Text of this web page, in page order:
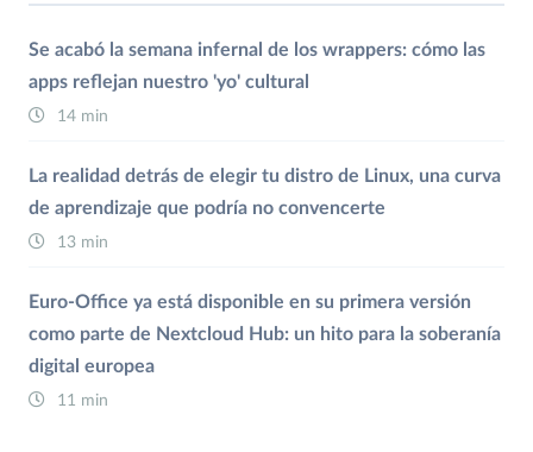
Se acabó la semana infernal de los wrappers: cómo las
apps reflejan nuestro 'yo' cultural
14 min
La realidad detrás de elegir tu distro de Linux, una curva
de aprendizaje que podría no convencerte
13 min
Euro-Office ya está disponible en su primera versión
como parte de Nextcloud Hub: un hito para la soberanía
digital europea
11 min